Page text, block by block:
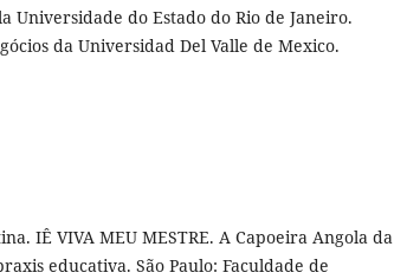
Universidade do Estado do Rio de Janeiro.
da Universidad Del Valle de Mexico.
IÊ VIVA MEU MESTRE. A Capoeira Angola da
educativa. São Paulo: Faculdade de